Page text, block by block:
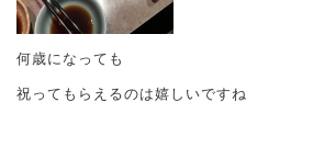
何歳になっても
祝ってもらえるのは嬉しいですね